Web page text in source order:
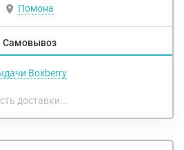
Помона
Самовывоз
Boxberry
доставки...